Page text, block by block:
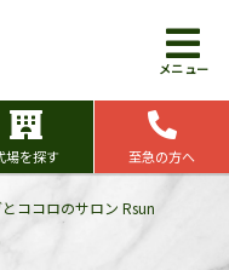
メニュー
場を探す 至急の方へ
ココロのサロン Rsun